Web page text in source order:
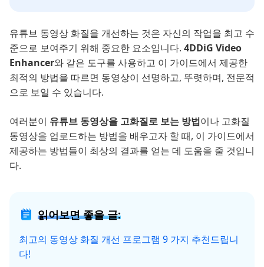
유튜브 동영상 화질을 개선하는 것은 자신의 작업을 최고 수
준으로 보여주기 위해 중요한 요소입니다. 4DDiG Video
Enhancer와 같은 도구를 사용하고 이 가이드에서 제공한
최적의 방법을 따르면 동영상이 선명하고, 뚜렷하며, 전문적
으로 보일 수 있습니다.
여러분이 유튜브 동영상을 고화질로 보는 방법이나 고화질
동영상을 업로드하는 방법을 배우고자 할 때, 이 가이드에서
제공하는 방법들이 최상의 결과를 얻는 데 도움을 줄 것입니
다.
읽어보면 좋을 글:
최고의 동영상 화질 개선 프로그램 9 가지 추천드립니
다!